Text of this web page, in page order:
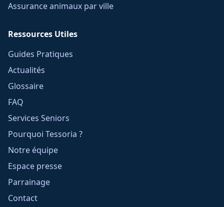
Assurance animaux par ville
Ressources Utiles
Guides Pratiques
Actualités
Glossaire
FAQ
Services Seniors
Pourquoi Tessoria ?
Notre équipe
Espace presse
Parrainage
Contact